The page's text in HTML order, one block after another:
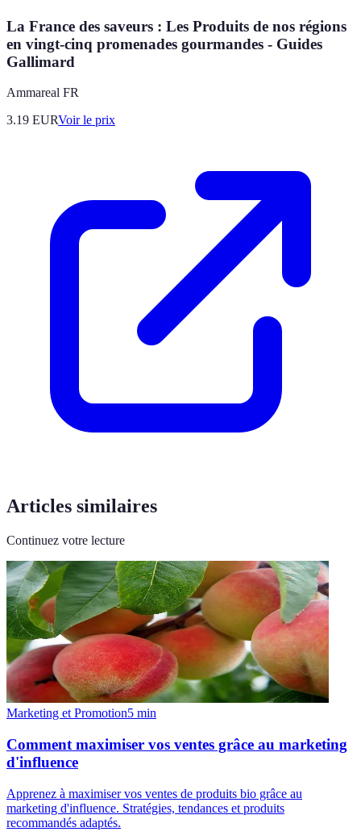
La France des saveurs : Les Produits de nos régions
en vingt-cinq promenades gourmandes - Guides
Gallimard
Ammareal FR
3.19 EURVoir le prix
Articles similaires
Continuez votre lecture
Marketing et Promotion5 min
Comment maximiser vos ventes grâce au marketing
d'influence
Apprenez à maximiser vos ventes de produits bio grâce au
marketing d'influence. Stratégies, tendances et produits
recommandés adaptés.